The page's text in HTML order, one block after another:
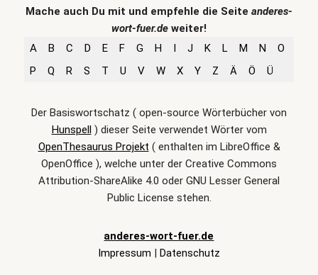
Mache auch Du mit und empfehle die Seite anderes-
wort-fuer.de weiter!
A
B C D E F G H I J K L M N
O
P
Q R S T U V W X Y Z Ä Ö Ü
Der Basiswortschatz ( open-source Wörterbücher von
Hunspell) dieser Seite verwendet Wörter vom
OpenThesaurus Projekt ( enthalten im LibreOffice &
OpenOffice ), welche unter der Creative Commons
Attribution-ShareAlike 4.0 oder GNU Lesser General
Public License stehen.
anderes-wort-fuer.de
Impressum | Datenschutz